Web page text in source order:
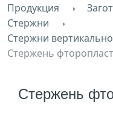
Продукция
Стержни
Cтержни
Стержень
Стержень